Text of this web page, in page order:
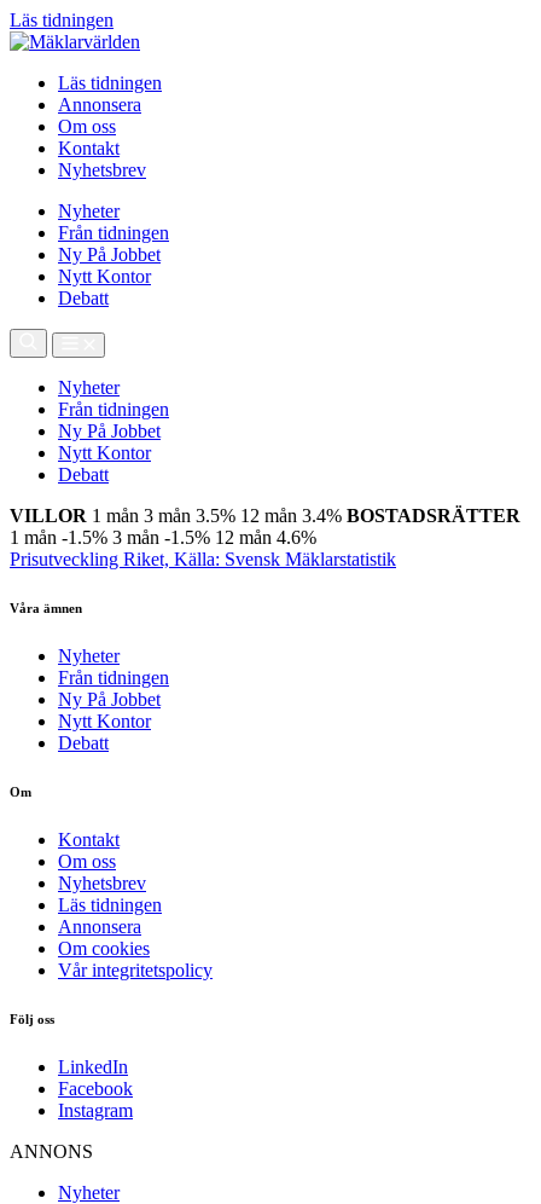
Läs tidningen
Läs tidningen
Annonsera
Om oss
Kontakt
Nyhetsbrev
Nyheter
Från tidningen
Ny På Jobbet
Nytt Kontor
Debatt
Nyheter
Från tidningen
Ny På Jobbet
Nytt Kontor
Debatt
VILLOR 1 mån 3 mån 3.5% 12 mån 3.4% BOSTADSRÄTTER
1 mån -1.5% 3 mån -1.5% 12 mån 4.6%
Prisutveckling Riket, Källa: Svensk Mäklarstatistik
Våra ämnen
Nyheter
Från tidningen
Ny På Jobbet
Nytt Kontor
Debatt
Om
Kontakt
Om oss
Nyhetsbrev
Läs tidningen
Annonsera
Om cookies
Vår integritetspolicy
Följ oss
LinkedIn
Facebook
Instagram
ANNONS
Nyheter